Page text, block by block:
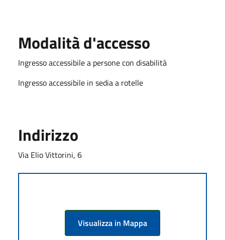
Modalità d'accesso
Ingresso accessibile a persone con disabilità
Ingresso accessibile in sedia a rotelle
Indirizzo
Via Elio Vittorini, 6
Visualizza in Mappa